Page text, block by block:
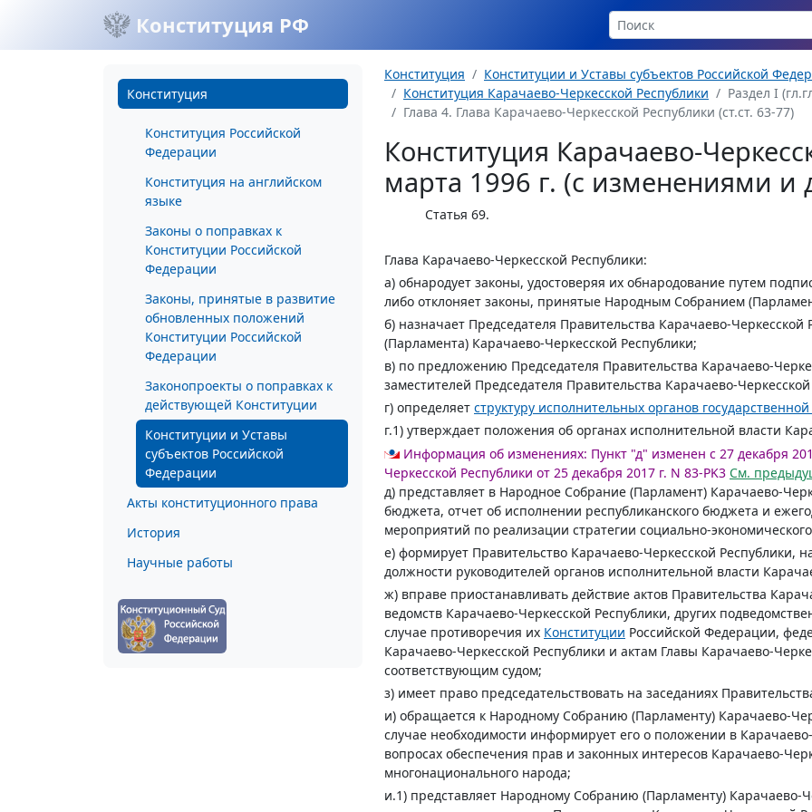
Конституция РФ
Конституция
Конституция Российской
Федерации
Конституция на английском
языке
Законы о поправках к
Конституции Российской
Федерации
Законы, принятые в развитие
обновленных положений
Конституции Российской
Федерации
Законопроекты о поправках к
действующей Конституции
Конституции и Уставы
субъектов Российской
Федерации
Акты конституционного права
История
Научные работы
Конституция
Конституции и Уставы субъектов Российской
Конституция Карачаево-Черкесской Республики
Раздел I
Глава 4. Глава Карачаево-Черкесской Республики (ст.ст. 63-77)
Конституция Карачаево-
марта 1996 г. (с изменениями
Статья 69.
Глава Карачаево-Черкесской Республики:
а) обнародует законы, удостоверяя их обнародование путем
либо отклоняет законы, принятые Народным Собранием
б) назначает Председателя Правительства Карачаево-
(Парламента) Карачаево-Черкесской Республики;
в) по предложению Председателя Правительства Карачаево-
заместителей Председателя Правительства Карачаево-
г) определяет структуру исполнительных органов
г.1) утверждает положения об органах исполнительной власти
Информация об изменениях: Пункт "д" изменен с 27 декабря
Черкесской Республики от 25 декабря 2017 г. N 83-PK3 См.
д) представляет в Народное Собрание (Парламент) Карачаево-
бюджета, отчет об исполнении республиканского бюджета и
мероприятий по реализации стратегии социально-
е) формирует Правительство Карачаево-Черкесской Республики,
должности руководителей органов исполнительной власти
ж) вправе приостанавливать действие актов Правительства
ведомств Карачаево-Черкесской Республики, других
случае противоречия их Конституции Российской Федерации,
Карачаево-Черкесской Республики и актам Главы Карачаево-
соответствующим судом;
з) имеет право председательствовать на заседаниях
и) обращается к Народному Собранию (Парламенту) Карачаево-
случае необходимости информирует его о положении в
вопросах обеспечения прав и законных интересов Карачаево-
многонационального народа;
и.1) представляет Народному Собранию (Парламенту) Карачаево-